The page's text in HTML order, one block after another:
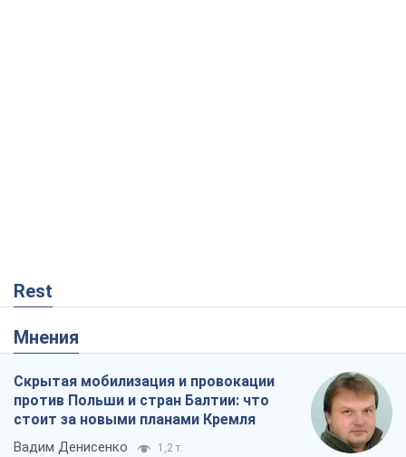
Rest
Мнения
Скрытая мобилизация и провокации
против Польши и стран Балтии: что
стоит за новыми планами Кремля
Вадим Денисенко 1,2 т.